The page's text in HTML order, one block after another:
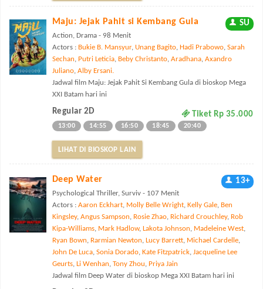
Maju: Jejak Pahit si Kembang Gula SU
Action, Drama - 98 Menit
Actors : Bukie B. Mansyur, Unang Bagito, Hadi Prabowo, Sarah
Sechan, Putri Leticia, Beby Christanto, Aradhana, Axandro
Juliano, Alby Ersani.
Jadwal film Maju: Jejak Pahit Si Kembang Gula di bioskop Mega
XXI Batam hari ini
Regular 2D Tiket Rp 35.000
13:00 14:55 16:50 18:45 20:40
LIHAT DI BIOSKOP LAIN
Deep Water 13+
Psychological Thriller, Surviv - 107 Menit
Actors : Aaron Eckhart, Molly Belle Wright, Kelly Gale, Ben
Kingsley, Angus Sampson, Rosie Zhao, Richard Crouchley, Rob
Kipa-Williams, Mark Hadlow, Lakota Johnson, Madeleine West,
Ryan Bown, Rarmian Newton, Lucy Barrett, Michael Cardelle,
John De Luca, Sonia Dorado, Kate Fitzpatrick, Jacqueline Lee
Geurts, Li Wenhan, Tony Zhou, Priya Jain
Jadwal film Deep Water di bioskop Mega XXI Batam hari ini